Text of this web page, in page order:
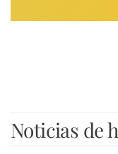
Noticias de